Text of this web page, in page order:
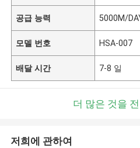
공급 능력 5000M/
모델 번호 HSA-007
배달 시간 7-8 일
더 많은 것을
저희에 관하여